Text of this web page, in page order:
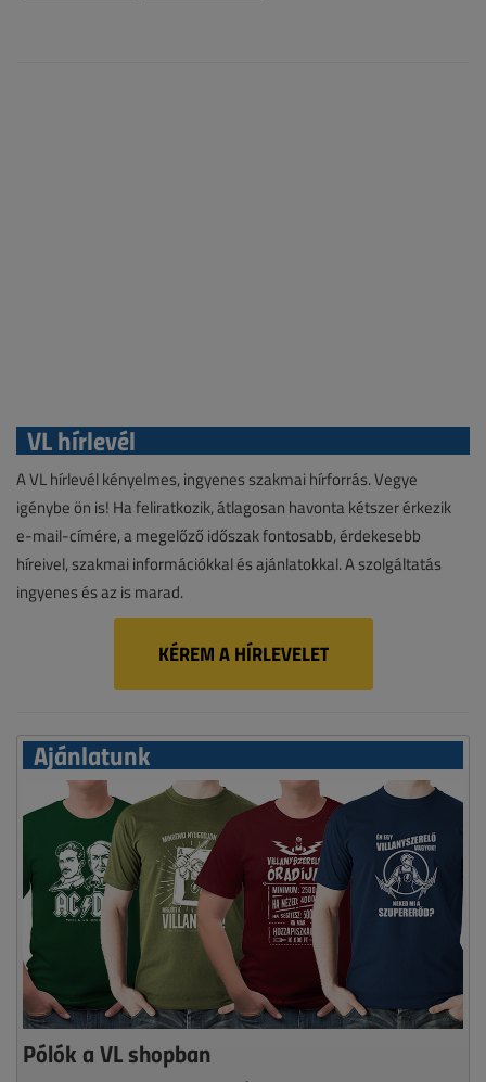
VL hírlevél
A VL hírlevél kényelmes, ingyenes szakmai hírforrás. Vegye
igénybe ön is! Ha feliratkozik, átlagosan havonta kétszer érkezik
e-mail-címére, a megelőző időszak fontosabb, érdekesebb
híreivel, szakmai információkkal és ajánlatokkal. A szolgáltatás
ingyenes és az is marad.
KÉREM A HÍRLEVELET
Ajánlatunk
Pólók a VL shopban